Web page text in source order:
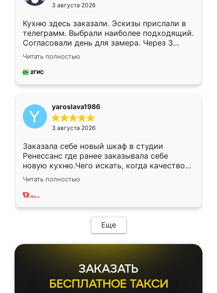
3 августа 2026
Кухню здесь заказали. Эскизы прислали в
телеграмм. Выбрали наиболее подходящий.
Согласовали день для замера. Через 3
недели кухня была уже готова. Остались
довольны работой. Спасибо Ренессанс
мебель за качественную работу!
Читать полностью
yaroslava1986
3 августа 2026
Заказала себе новый шкаф в студии
Ренессанс где ранее заказывала себе
новую кухню.Чего искать, когда качеством
вполне довольна. Служит кухня уже почти
два года, нареканий нет.
Читать полностью
Еще
ЗАКАЗАТЬ
БЕСПЛАТНОЕ ТАКСИ